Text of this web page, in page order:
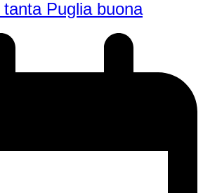
Puglia buona